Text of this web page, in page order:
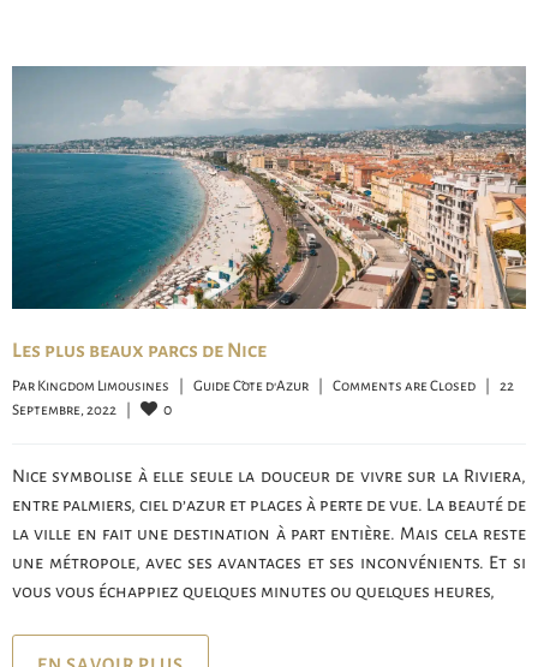
Les plus beaux parcs de Nice
Par Kingdom Limousines Guide Côte d'Azur Comments are Closed
22
Septembre, 2022
0
Nice symbolise à elle seule la douceur de vivre sur la Riviera,
entre palmiers, ciel d’azur et plages à perte de vue. La beauté de
la ville en fait une destination à part entière. Mais cela reste
une métropole, avec ses avantages et ses inconvénients. Et si
vous vous échappiez quelques minutes ou quelques heures,